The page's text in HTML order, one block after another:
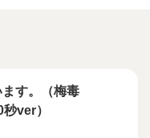
す。（梅毒
ver）